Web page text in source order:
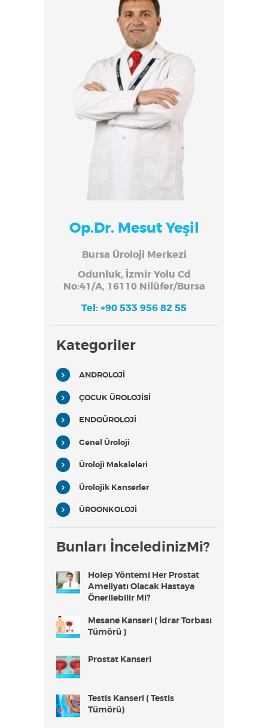
Op.Dr. Mesut Yeşil
Bursa Üroloji Merkezi
Odunluk, İzmir Yolu Cd
No:41/A, 16110 Nilüfer/Bursa
Tel: +90 533 956 82 55
Kategoriler
ANDROLOJİ
ÇOCUK ÜROLOJİSİ
ENDOÜROLOJİ
Genel Üroloji
Üroloji Makaleleri
Ürolojik Kanserler
ÜROONKOLOJİ
Bunları İnceledinizMi?
Holep Yöntemi Her Prostat
Ameliyatı Olacak Hastaya
Önerilebilir Mi?
Mesane Kanseri ( İdrar Torbası
Tümörü )
Prostat Kanseri
Testis Kanseri ( Testis
Tümörü)